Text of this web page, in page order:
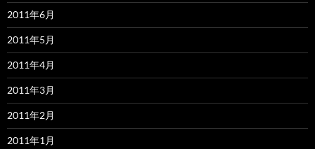
2011年6月
2011年5月
2011年4月
2011年3月
2011年2月
2011年1月